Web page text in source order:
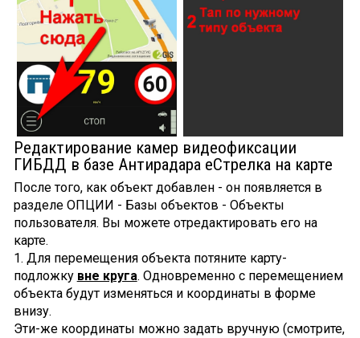
Редактирование камер видеофиксации
ГИБДД в базе Антирадара еСтрелка на карте
После того, как объект добавлен - он появляется в
разделе ОПЦИИ - Базы объектов - Объекты
пользователя. Вы можете отредактировать его на
карте.
1. Для перемещения объекта потяните карту-
подложку вне круга. Одновременно с перемещением
объекта будут изменяться и координаты в форме
внизу.
Эти-же координаты можно задать вручную (смотрите,